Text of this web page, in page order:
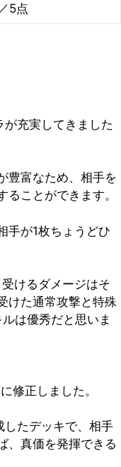
／5点
充実してきました
豊富なため、相手を
ことができます。
手が1枚ちょうどひ
けるダメージはそ
けた通常攻撃と特殊
は優秀だと思いま
修正しました。
したデッキで、相手
、真価を発揮できる